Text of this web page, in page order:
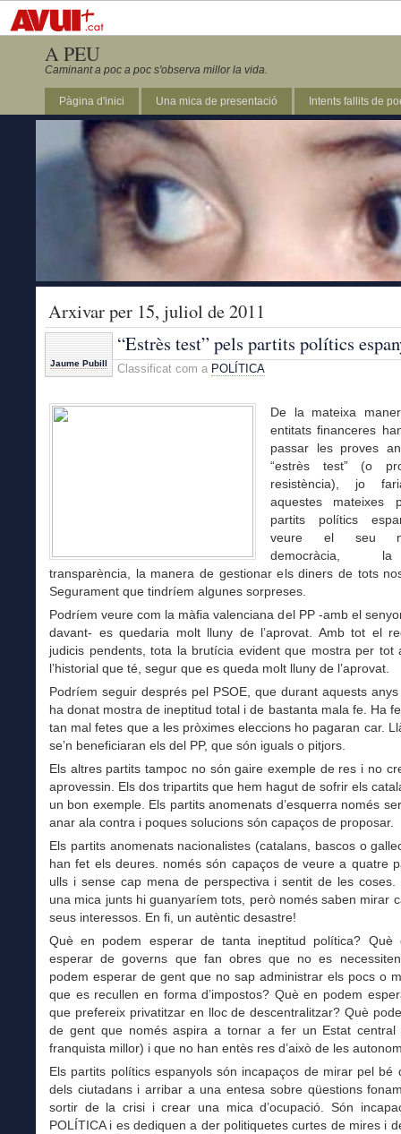
A PEU
Caminant a poc a poc s'observa millor la vida.
Pàgina d'inici Una mica de presentació Intents fallits de
Arxivar per 15, juliol de 2011
Jaume Pubill
“Estrès test” pels partits polítics
Classificat com a POLÍTICA
De la mateixa
entitats financeres
passar les proves
“estrès test” (o
resistència), jo
aquestes mateixes
partits polítics
veure el seu
democràcia,
transparència, la manera de gestionar els diners de tots
Segurament que tindríem algunes sorpreses.
Podríem veure com la màfia valenciana del PP -amb el
davant- es quedaria molt lluny de l’aprovat. Amb tot el
judicis pendents, tota la brutícia evident que mostra per
l’historial que té, segur que es queda molt lluny de l’aprovat.
Podríem seguir després pel PSOE, que durant aquests
ha donat mostra de ineptitud total i de bastanta mala fe. Ha
tan mal fetes que a les pròximes eleccions ho pagaran car.
se’n beneficiaran els del PP, que són iguals o pitjors.
Els altres partits tampoc no són gaire exemple de res i no
aprovessin. Els dos tripartits que hem hagut de sofrir els
un bon exemple. Els partits anomenats d’esquerra només
anar ala contra i poques solucions són capaços de proposar.
Els partits anomenats nacionalistes (catalans, bascos o
han fet els deures. només són capaços de veure a quatre
ulls i sense cap mena de perspectiva i sentit de les coses.
una mica junts hi guanyaríem tots, però només saben mirar
seus interessos. En fi, un autèntic desastre!
Què en podem esperar de tanta ineptitud política? Què
esperar de governs que fan obres que no es
podem esperar de gent que no sap administrar els pocs o
que es recullen en forma d’impostos? Què en podem
que prefereix privatitzar en lloc de descentralitzar? Què
de gent que només aspira a tornar a fer un Estat central
franquista millor) i que no han entès res d’això de les
Els partits polítics espanyols són incapaços de mirar pel bé
dels ciutadans i arribar a una entesa sobre qüestions
sortir de la crisi i crear una mica d’ocupació. Són
POLÍTICA i es dediquen a der politiquetes curtes de mires i